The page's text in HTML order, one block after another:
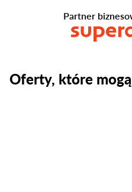
Oferty, które
Partner